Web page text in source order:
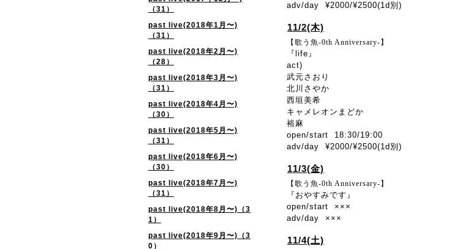
（31）
past live(2018年1月〜)
（31）
past live(2018年2月〜)
（28）
past live(2018年3月〜)
（31）
past live(2018年4月〜)
（30）
past live(2018年5月〜)
（31）
past live(2018年6月〜)
（30）
past live(2018年7月〜)
（31）
past live(2018年8月〜)（3
1）
past live(2018年9月〜)（3
0）
adv/day ¥2000/¥2500(1d別)
11/2(木)
【歌う魚-0th Anniversary-】
『life』
act)
武元さおり
北川さやか
西垣美希
キャメレオンまどか
裕麻
open/start 18:30/19:00
adv/day ¥2000/¥2500(1d別)
11/3(金)
【歌う魚-0th Anniversary-】
『おやすみです』
open/start ×××
adv/day ×××
11/4(土)